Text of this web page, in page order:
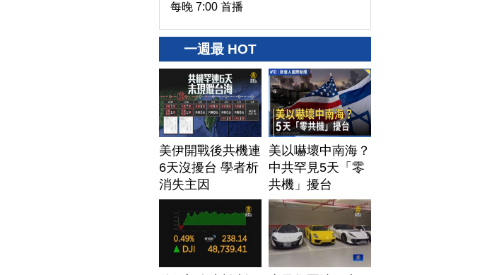
每晚 7:00 首播
一週最 HOT
美伊開戰後共機連
6天沒擾台 學者析
消失主因
美以嚇壞中南海？
中共罕見5天「零
共機」擾台